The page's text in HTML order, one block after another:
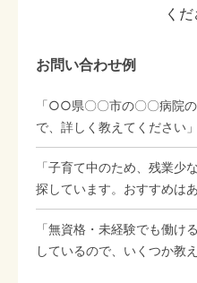
くだ
お問い合わせ例
「○○県〇〇市の〇〇病院
で、詳しく教えてください」
「子育て中のため、残業少
探しています。おすすめは
「無資格・未経験でも働け
しているので、いくつか教